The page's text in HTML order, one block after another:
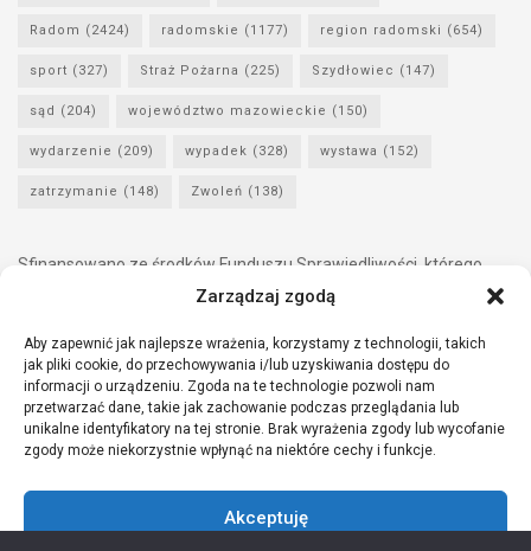
Zarządzaj zgodą
Aby zapewnić jak najlepsze wrażenia, korzystamy z technologii, takich
jak pliki cookie, do przechowywania i/lub uzyskiwania dostępu do
informacji o urządzeniu. Zgoda na te technologie pozwoli nam
przetwarzać dane, takie jak zachowanie podczas przeglądania lub
unikalne identyfikatory na tej stronie. Brak wyrażenia zgody lub wycofanie
zgody może niekorzystnie wpłynąć na niektóre cechy i funkcje.
Akceptuję
Radom (2424) radomskie (1177) region radomski (654)
sport (327) Straż Pożarna (225) Szydłowiec (147)
sąd (204) województwo mazowieckie (150)
wydarzenie (209) wypadek (328) wystawa (152)
zatrzymanie (148) Zwoleń (138)
Sfinansowano ze środków Funduszu Sprawiedliwości, którego
dysponentem jest Minister Sprawiedliwości.